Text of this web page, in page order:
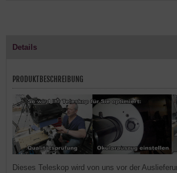
Details
PRODUKTBESCHREIBUNG
Dieses Teleskop wird von uns vor der